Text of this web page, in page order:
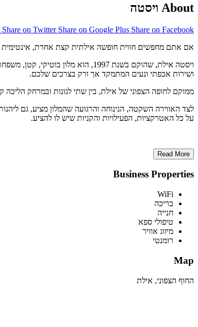
About ויסטה
Share on Twitter Share on Google Plus Share on Facebook
אם אתם מחפשים חווית חופשה אילתית קצת אחרת, אינטימית
ויסטה אילת, שהוקם בשנת 1997, הוא מלון בוטיקי, קטן, משפחתי ולבבי, המציע אירוח ברמה גבוהה,
ושירות אכפתי ונעים המתמקד אך ורק בצרכים שלכם.
ממוקם לחופה הצפוני של אילת, בין שתי לגונות ובמרחק הליכה
לצד האווירה השקטה, הנינוחה והרגועה שהמלון מציע, גם
על כל האטרקציות, הפעילויות והקניות שיש לו להציע.
Read More
Business Properties
WiFi
בריכה
חנייה
טיפולי ספא
מיזוג אוויר
רומנטי
Map
החוף הצפוני, אילת